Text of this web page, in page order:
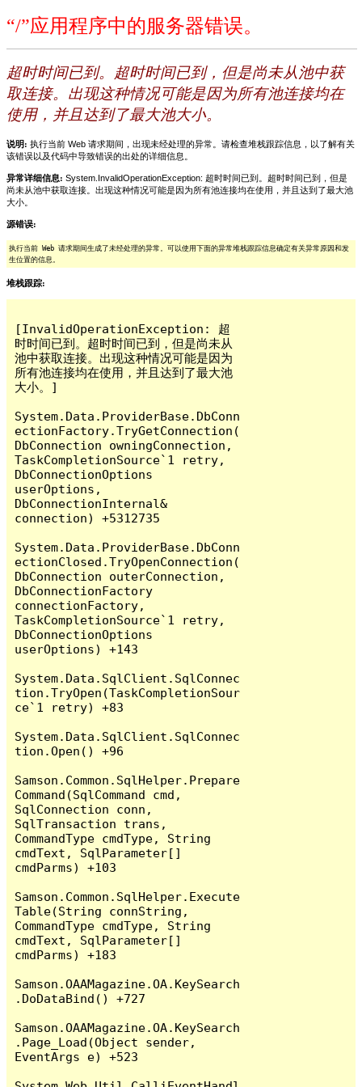
“/”应用程序中的服务器错误。
超时时间已到。超时时间已到，但是尚未从池中获
取连接。出现这种情况可能是因为所有池连接均在
使用，并且达到了最大池大小。
说明: 执行当前 Web 请求期间，出现未经处理的异常。请检查堆栈跟踪信息，以了解有关
该错误以及代码中导致错误的出处的详细信息。
异常详细信息: System.InvalidOperationException: 超时时间已到。超时时间已到，但是
尚未从池中获取连接。出现这种情况可能是因为所有池连接均在使用，并且达到了最大池
大小。
源错误:
执行当前 Web 请求期间生成了未经处理的异常。可以使用下面的异常堆栈跟踪信息确定有关异常原因和发
生位置的信息。
堆栈跟踪:
[InvalidOperationException: 超
时时间已到。超时时间已到，但是尚未从
池中获取连接。出现这种情况可能是因为
所有池连接均在使用，并且达到了最大池
大小。]
System.Data.ProviderBase.DbConn
ectionFactory.TryGetConnection(
DbConnection owningConnection,
TaskCompletionSource`1 retry,
DbConnectionOptions
userOptions,
DbConnectionInternal&
connection) +5312735
System.Data.ProviderBase.DbConn
ectionClosed.TryOpenConnection(
DbConnection outerConnection,
DbConnectionFactory
connectionFactory,
TaskCompletionSource`1 retry,
DbConnectionOptions
userOptions) +143
System.Data.SqlClient.SqlConnec
tion.TryOpen(TaskCompletionSour
ce`1 retry) +83
System.Data.SqlClient.SqlConnec
tion.Open() +96
Samson.Common.SqlHelper.Prepare
Command(SqlCommand cmd,
SqlConnection conn,
SqlTransaction trans,
CommandType cmdType, String
cmdText, SqlParameter[]
cmdParms) +103
Samson.Common.SqlHelper.Execute
Table(String connString,
CommandType cmdType, String
cmdText, SqlParameter[]
cmdParms) +183
Samson.OAAMagazine.OA.KeySearch
.DoDataBind() +727
Samson.OAAMagazine.OA.KeySearch
.Page_Load(Object sender,
EventArgs e) +523